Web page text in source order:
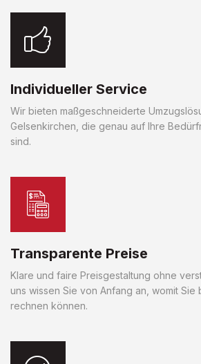
Individueller Service
Wir bieten maßgeschneiderte
Gelsenkirchen, die genau auf Ihre
sind.
Transparente Preise
Klare und faire Preisgestaltung ohne
uns wissen Sie von Anfang an, womit Sie
rechnen können.